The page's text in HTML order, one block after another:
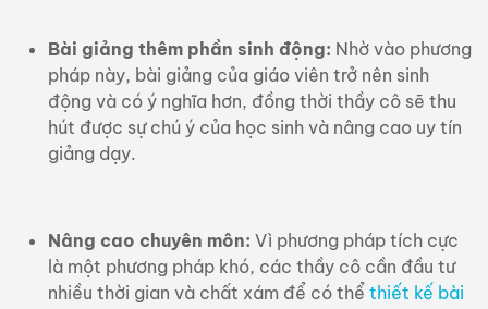
Bài giảng thêm phần sinh động: Nhờ vào phương
pháp này, bài giảng của giáo viên trở nên sinh
động và có ý nghĩa hơn, đồng thời thầy cô sẽ thu
hút được sự chú ý của học sinh và nâng cao uy tín
giảng dạy.
Nâng cao chuyên môn: Vì phương pháp tích cực
là một phương pháp khó, các thầy cô cần đầu tư
nhiều thời gian và chất xám để có thể thiết kế bài